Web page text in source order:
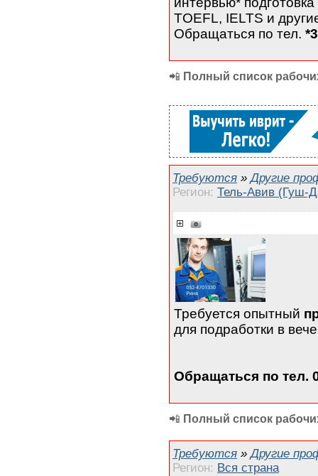
TOEFL, IELTS и
Обращаться по тел.
📲 Полный список
Требуются »Другие
Регион: Тель-Авив (Гуш-
Требуется опытный
для подработки в
Обращаться по тел.
📲 Полный список
Требуются »Другие
Регион: Вся страна